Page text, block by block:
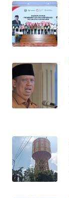
WN
SULBAR
WN
WN
SUMBAR
WN
BENGKULU